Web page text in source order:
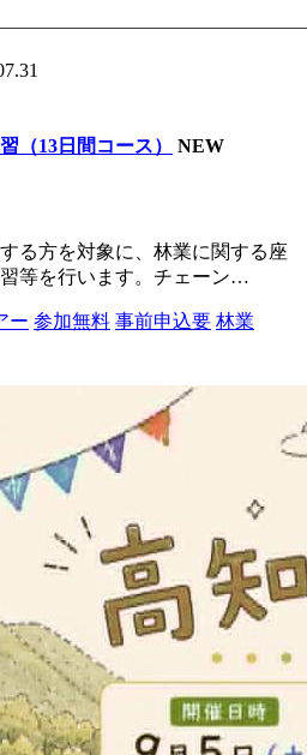
（13日間コース） NEW
る方を対象に、林業に関する座
等を行います。チェーン…
ー 参加無料 事前申込要 林業